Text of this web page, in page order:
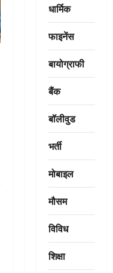
धार्मिक
फाइनेंस
बायोग्राफी
बैंक
बॉलीवुड
भर्ती
मोबाइल
मौसम
विविध
शिक्षा